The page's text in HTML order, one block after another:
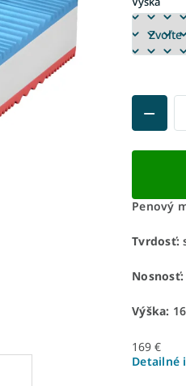
Penový
Tvrdosť:
Nosnosť:
Výška:
169 €
Detailné